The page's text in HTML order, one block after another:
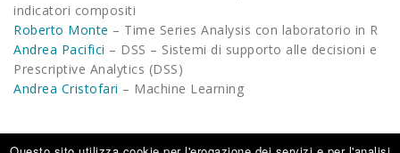
indicatori compositi
Roberto Monte – Time Series Analysis con laboratorio in R
Andrea Pacifici – DSS – Sistemi di supporto alle decisioni e
Prescriptive Analytics (DSS)
Andrea Cristofari – Machine Learning